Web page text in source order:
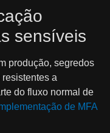
sensíveis
produção, segredos
a
do fluxo normal de
de MFA